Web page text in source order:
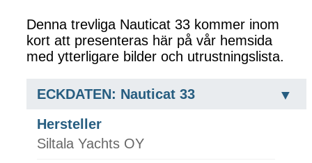
Denna trevliga Nauticat 33 kommer inom
kort att presenteras här på vår hemsida
med ytterligare bilder och utrustningslista.
ECKDATEN: Nauticat 33
Hersteller
Siltala Yachts OY